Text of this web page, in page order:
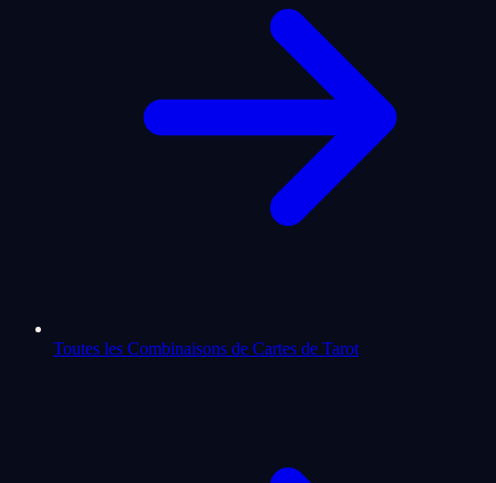
Toutes les Combinaisons de Cartes de Tarot